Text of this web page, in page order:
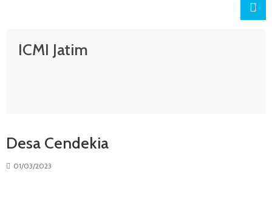
ICMI Jatim
Desa Cendekia
01/03/2023